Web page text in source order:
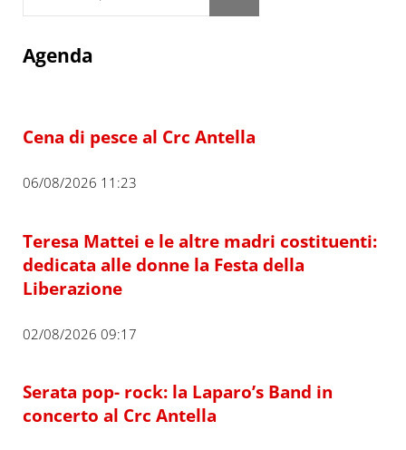
Agenda
Cena di pesce al Crc Antella
06/08/2026 11:23
Teresa Mattei e le altre madri costituenti:
dedicata alle donne la Festa della
Liberazione
02/08/2026 09:17
Serata pop- rock: la Laparo’s Band in
concerto al Crc Antella